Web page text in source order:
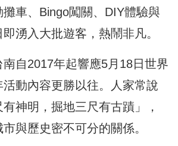
車、Bingo闖關、DIY體驗與
湧入大批遊客，熱鬧非凡。
自2017年起響應5月18日世界
動內容更勝以往。人家常說
神明，掘地三尺有古蹟」，
與歷史密不可分的關係。